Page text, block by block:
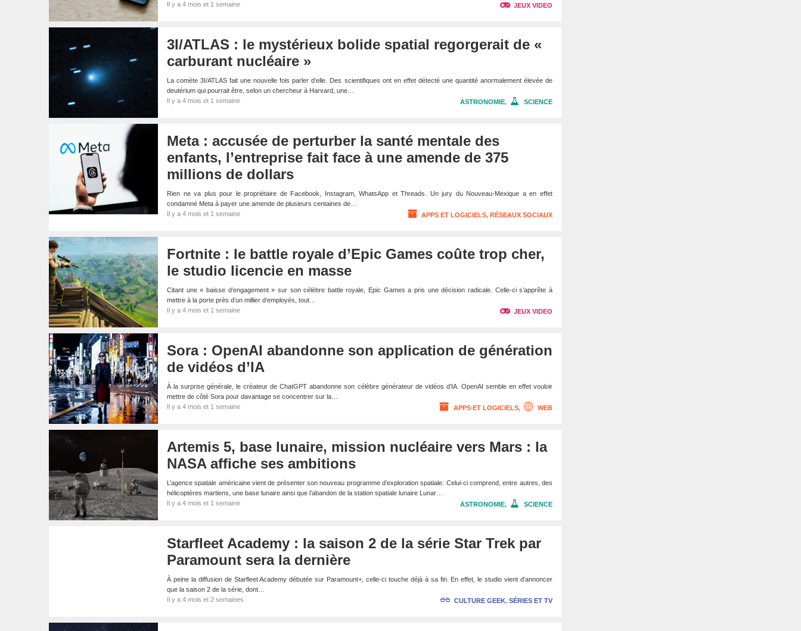
Il y a 4 mois et 1 semaine
JEUX VIDEO
3I/ATLAS : le mystérieux bolide spatial regorgerait de «
carburant nucléaire »
La comète 3I/ATLAS fait une nouvelle fois parler d’elle. Des scientifiques ont en effet détecté une quantité anormalement élevée de
deutérium qui pourrait être, selon un chercheur à Harvard, une…
Il y a 4 mois et 1 semaine
ASTRONOMIE, SCIENCE
Meta : accusée de perturber la santé mentale des
enfants, l’entreprise fait face à une amende de 375
millions de dollars
Rien ne va plus pour le propriétaire de Facebook, Instagram, WhatsApp et Threads. Un jury du Nouveau-Mexique a en effet
condamné Meta à payer une amende de plusieurs centaines de…
Il y a 4 mois et 1 semaine
APPS ET LOGICIELS, RÉSEAUX SOCIAUX
Fortnite : le battle royale d’Epic Games coûte trop cher,
le studio licencie en masse
Citant une « baisse d’engagement » sur son célèbre battle royale, Epic Games a pris une décision radicale. Celle-ci s’apprête à
mettre à la porte près d’un millier d’employés, tout…
Il y a 4 mois et 1 semaine
JEUX VIDEO
Sora : OpenAI abandonne son application de génération
de vidéos d’IA
À la surprise générale, le créateur de ChatGPT abandonne son célèbre générateur de vidéos d’IA. OpenAI semble en effet vouloir
mettre de côté Sora pour davantage se concentrer sur la…
Il y a 4 mois et 1 semaine
APPS ET LOGICIELS, WEB
Artemis 5, base lunaire, mission nucléaire vers Mars : la
NASA affiche ses ambitions
L’agence spatiale américaine vient de présenter son nouveau programme d’exploration spatiale. Celui-ci comprend, entre autres, des
hélicoptères martiens, une base lunaire ainsi que l’abandon de la station spatiale lunaire Lunar…
Il y a 4 mois et 1 semaine
ASTRONOMIE, SCIENCE
Starfleet Academy : la saison 2 de la série Star Trek par
Paramount sera la dernière
À peine la diffusion de Starfleet Academy débutée sur Paramount+, celle-ci touche déjà à sa fin. En effet, le studio vient d’annoncer
que la saison 2 de la série, dont…
Il y a 4 mois et 2 semaines
CULTURE GEEK, SÉRIES ET TV